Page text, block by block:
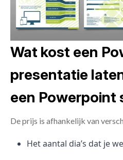
Wat kost een
presentatie
een Powerpoint
De prijs is afhankelijk van
Het aantal dia’s dat je